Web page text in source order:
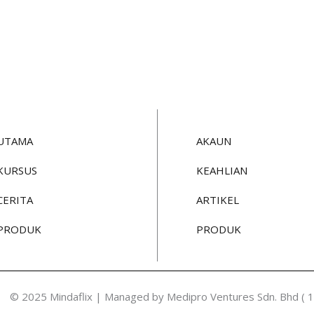
AKAUN
KEAHLIAN
ARTIKEL
PRODUK
© 2025 Mindaflix | Managed by Medipro Ventures Sdn. Bhd (